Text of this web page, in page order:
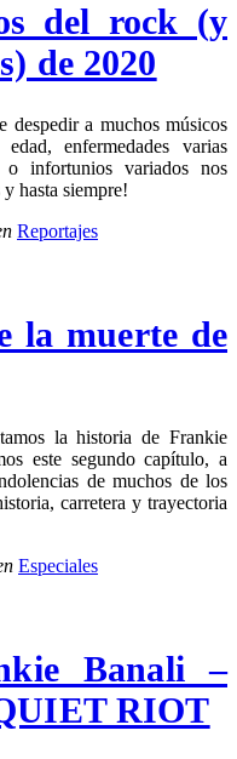
del rock (y
de 2020
despedir a muchos músicos
enfermedades varias
infortunios variados nos
hasta siempre!
Reportajes
la muerte de
la historia de Frankie
este segundo capítulo, a
de muchos de los
carretera y trayectoria
Especiales
Banali –
RIOT